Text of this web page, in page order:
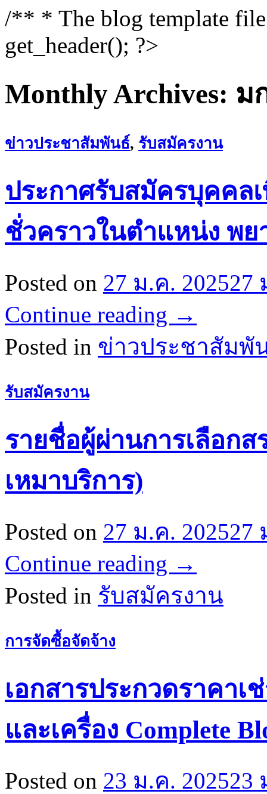
/** * The blog template
get_header(); ?>
Monthly Archives: ม
ข่าวประชาสัมพันธ์, รับสมัครงาน
ประกาศรับสมัครบุคคล
ชั่วคราวในตำแหน่ง พ
Posted on 27 ม.ค. 202527
Continue reading →
Posted in ข่าวประชาสัมพั
รับสมัครงาน
รายชื่อผู้ผ่านการเลือกส
เหมาบริการ)
Posted on 27 ม.ค. 202527
Continue reading →
Posted in รับสมัครงาน
การจัดซื้อจัดจ้าง
เอกสารประกวดราคาเ
และเครื่อง Complete
Posted on 23 ม.ค. 202523